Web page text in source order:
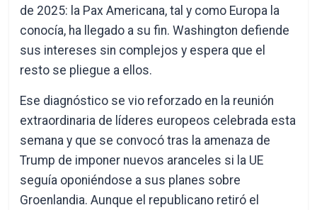
de 2025: la Pax Americana, tal y como Europa la
conocía, ha llegado a su fin. Washington defiende
sus intereses sin complejos y espera que el
resto se pliegue a ellos.
Ese diagnóstico se vio reforzado en la reunión
extraordinaria de líderes europeos celebrada esta
semana y que se convocó tras la amenaza de
Trump de imponer nuevos aranceles si la UE
seguía oponiéndose a sus planes sobre
Groenlandia. Aunque el republicano retiró el